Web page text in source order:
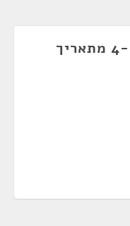
ישיבת ועדה של הכנסת ה-4 מתאריך